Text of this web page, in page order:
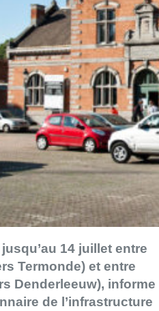
14 juillet entre
Termonde) et entre
Denderleeuw), informe
de l’infrastructure